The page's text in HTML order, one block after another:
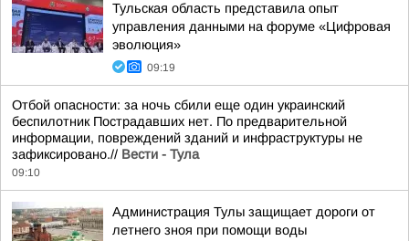
Тульская область представила опыт
управления данными на форуме «Цифровая
эволюция»
09:19
Отбой опасности: за ночь сбили еще один украинский
беспилотник Пострадавших нет. По предварительной
информации, повреждений зданий и инфраструктуры не
зафиксировано.// Вести - Тула
09:10
Администрация Тулы защищает дороги от
летнего зноя при помощи воды